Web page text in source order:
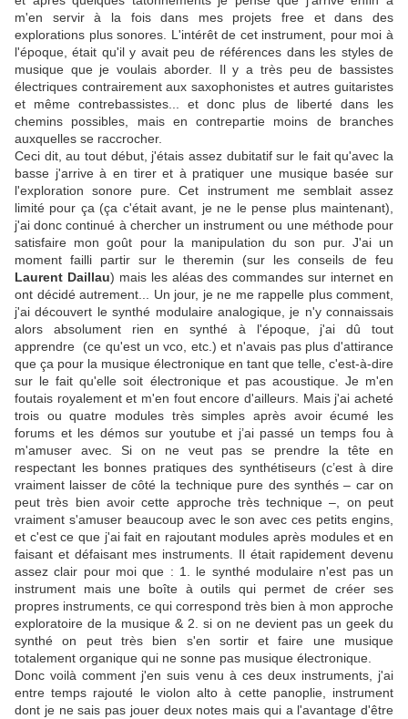
m'en servir à la fois dans mes projets free et dans des
explorations plus sonores. L'intérêt de cet instrument, pour moi à
l'époque, était qu'il y avait peu de références dans les styles de
musique que je voulais aborder. Il y a très peu de bassistes
électriques contrairement aux saxophonistes et autres guitaristes
et même contrebassistes... et donc plus de liberté dans les
chemins possibles, mais en contrepartie moins de branches
auxquelles se raccrocher.
Ceci dit, au tout début, j'étais assez dubitatif sur le fait qu'avec la
basse j'arrive à en tirer et à pratiquer une musique basée sur
l'exploration sonore pure. Cet instrument me semblait assez
limité pour ça (ça c'était avant, je ne le pense plus maintenant),
j'ai donc continué à chercher un instrument ou une méthode pour
satisfaire mon goût pour la manipulation du son pur. J'ai un
moment failli partir sur le theremin (sur les conseils de feu
Laurent Daillau) mais les aléas des commandes sur internet en
ont décidé autrement... Un jour, je ne me rappelle plus comment,
j'ai découvert le synthé modulaire analogique, je n'y connaissais
alors absolument rien en synthé à l'époque, j'ai dû tout
apprendre (ce qu'est un vco, etc.) et n'avais pas plus d'attirance
que ça pour la musique électronique en tant que telle, c'est-à-dire
sur le fait qu'elle soit électronique et pas acoustique. Je m'en
foutais royalement et m'en fout encore d'ailleurs. Mais j'ai acheté
trois ou quatre modules très simples après avoir écumé les
forums et les démos sur youtube et j’ai passé un temps fou à
m'amuser avec. Si on ne veut pas se prendre la tête en
respectant les bonnes pratiques des synthétiseurs (c’est à dire
vraiment laisser de côté la technique pure des synthés – car on
peut très bien avoir cette approche très technique –, on peut
vraiment s'amuser beaucoup avec le son avec ces petits engins,
et c'est ce que j'ai fait en rajoutant modules après modules et en
faisant et défaisant mes instruments. Il était rapidement devenu
assez clair pour moi que : 1. le synthé modulaire n'est pas un
instrument mais une boîte à outils qui permet de créer ses
propres instruments, ce qui correspond très bien à mon approche
exploratoire de la musique & 2. si on ne devient pas un geek du
synthé on peut très bien s'en sortir et faire une musique
totalement organique qui ne sonne pas musique électronique.
Donc voilà comment j'en suis venu à ces deux instruments, j'ai
entre temps rajouté le violon alto à cette panoplie, instrument
dont je ne sais pas jouer deux notes mais qui a l'avantage d'être